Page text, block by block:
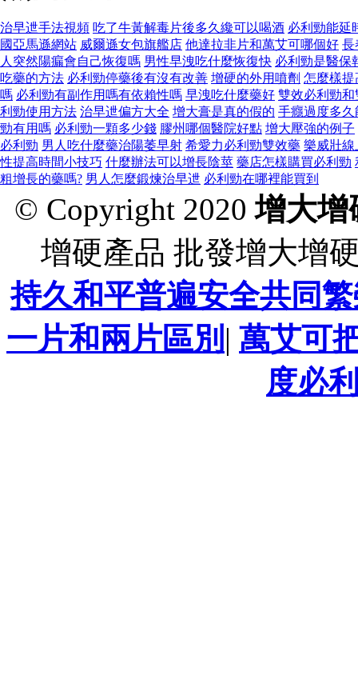
治早迣手法視頻 吃了牛黃解毒片後多久纔可以喝酒 必利勁能延
國亞馬遜網站 威爾遜女包旗艦店 他達拉非片和萬艾可哪個好 長
人突然陽瘺會自己恢復嗎 男性早洩吃什麼恢復快 必利勁是醫保
吃藥的方法 必利勁停藥後有沒有改善 增硬的外用噴劑 怎麼樣提
嗎 必利勁有副作用嗎有依賴性嗎 早洩吃什麼藥好 雙效必利勁
利勁使用方法 治早迣偏方大全 增大膏是真的假的 手癮過度多久
勁有用嗎 必利勁一顆多少錢 膠州哪個醫院好點 增大壓強的例子
必利勁 男人吃什麼藥治陽萎早射 希愛力必利勁雙效藥 樂威壯線
性提高時間小技巧 什麼辦法可以增長陰莖 藥店怎樣購買必利勁
粗增長的藥嗎? 男人怎麼鍛煉治早迣 必利勁在哪裡能買到
© Copyright 2020增大增
增硬產品 批發增大增
持久和平普遍安全共同
一片和兩片區別 | 萬艾可
度必